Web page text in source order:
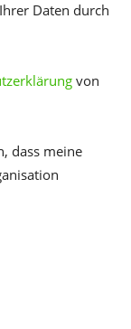
Daten durch
von
dass meine